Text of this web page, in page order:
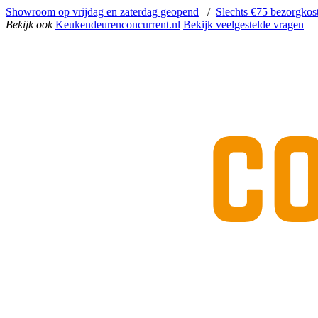
Showroom op vrijdag en zaterdag geopend / Slechts €75
Bekijk ook Keukendeurenconcurrent.nl Bekijk veelgestelde vragen